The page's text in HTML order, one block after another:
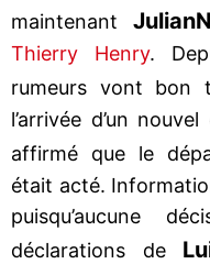
maintenant Julian
Thierry Henry.
rumeurs vont bon
l’arrivée d’un
affirmé que le
était acté.
puisqu’aucune
déclarations de